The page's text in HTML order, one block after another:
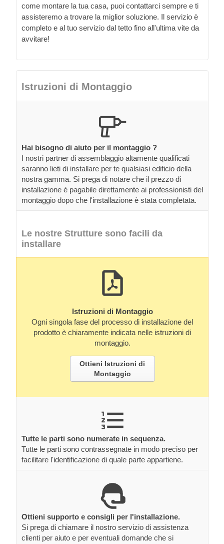
come montare la tua casa, puoi contattarci sempre e ti
assisteremo a trovare la miglior soluzione. Il servizio è
completo e al tuo servizio dal tetto fino all'ultima vite da
avvitare!
Istruzioni di Montaggio
Hai bisogno di aiuto per il montaggio ?
I nostri partner di assemblaggio altamente qualificati
saranno lieti di installare per te qualsiasi edificio della
nostra gamma. Si prega di notare che il prezzo di
installazione è pagabile direttamente ai professionisti del
montaggio dopo che l'installazione è stata completata.
Le nostre Strutture sono facili da
installare
Istruzioni di Montaggio
Ogni singola fase del processo di installazione del
prodotto è chiaramente indicata nelle istruzioni di
montaggio.
Ottieni Istruzioni di
Montaggio
Tutte le parti sono numerate in sequenza.
Tutte le parti sono contrassegnate in modo preciso per
facilitare l'identificazione di quale parte appartiene.
Ottieni supporto e consigli per l'installazione.
Si prega di chiamare il nostro servizio di assistenza
clienti per aiuto e per eventuali domande che si